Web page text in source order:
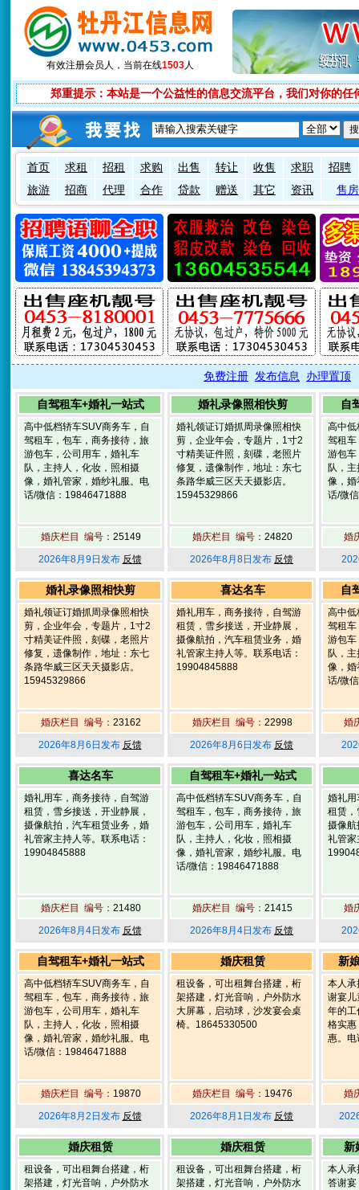
有效注册会员 人，当前在线1503人
郑重提示：本站是一个公益性的信息交流平台，我们对你的
首页 求租 招租 求购 出售 转让 收售 求职
招聘
旅游
招商 代理 合作 贷款 赠送 其它 资讯 售
免费注册 发布信息 办理置顶
自驾租车+婚礼一站式
高中低档轿车SUV商务车，自
驾租车，包车，商务接待，旅
游包车，公司用车，婚礼车
队，主持人，化妆，照相摄
像，婚礼管家，婚纱礼服。电
话/微信：19846471888
婚庆栏目 编号： 25149
2026年8月9日发布 反馈
婚礼录像照相快剪
婚礼领证订婚抓周录像照相快
剪，企业年会，专题片，1寸2
寸精美证件照，刻碟，老照片
修复，遗像制作，地址：东七
条路华威三区天天摄影店。
15945329866
婚庆栏目 编号： 24820
2026年8月8日发布 反馈
自
高中低
驾租车
游包车
队，
像，婚
话/微
婚
婚礼录像照相快剪
婚礼领证订婚抓周录像照相快
剪，企业年会，专题片，1寸2
寸精美证件照，刻碟，老照片
修复，遗像制作，地址：东七
条路华威三区天天摄影店。
15945329866
婚庆栏目 编号： 23162
2026年8月6日发布 反馈
喜达名车
婚礼用车，商务接待，自驾游
租赁，雪乡接送，开业静展，
摄像航拍，汽车租赁业务，婚
礼管家主持人等。联系电话：
19904845888
婚庆栏目 编号： 22998
2026年8月6日发布 反馈
自
高中低
驾租车
游包车
队，
像，婚
话/微
婚
喜达名车
婚礼用车，商务接待，自驾游
租赁，雪乡接送，开业静展，
摄像航拍，汽车租赁业务，婚
礼管家主持人等。联系电话：
19904845888
婚庆栏目 编号： 21480
2026年8月4日发布 反馈
自驾租车+婚礼一站式
高中低档轿车SUV商务车，自
驾租车，包车，商务接待，旅
游包车，公司用车，婚礼车
队，主持人，化妆，照相摄
像，婚礼管家，婚纱礼服。电
话/微信：19846471888
婚庆栏目 编号： 21415
2026年8月4日发布 反馈
婚礼用
租赁，
摄像航
礼管家
婚
自驾租车+婚礼一站式
高中低档轿车SUV商务车，自
驾租车，包车，商务接待，旅
游包车，公司用车，婚礼车
队，主持人，化妆，照相摄
像，婚礼管家，婚纱礼服。电
话/微信：19846471888
婚庆栏目 编号： 19870
2026年8月2日发布 反馈
婚庆租赁
租设备，可出租舞台搭建，桁
架搭建，灯光音响，户外防水
大屏幕，启动球，沙发宴会桌
椅。18645330500
婚庆栏目 编号： 19476
2026年8月1日发布 反馈
新
本人承
谢宴儿
年的工
格实惠
惠。
婚
婚庆租赁
租设备，可出租舞台搭建，桁
架搭建，灯光音响，户外防水
婚庆租赁
租设备，可出租舞台搭建，桁
架搭建，灯光音响，户外防水
新
本人承
答谢宴